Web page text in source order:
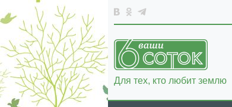
Для тех, кто любит землю